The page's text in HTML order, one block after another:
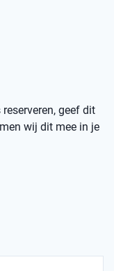
geef dit
wij dit mee in je